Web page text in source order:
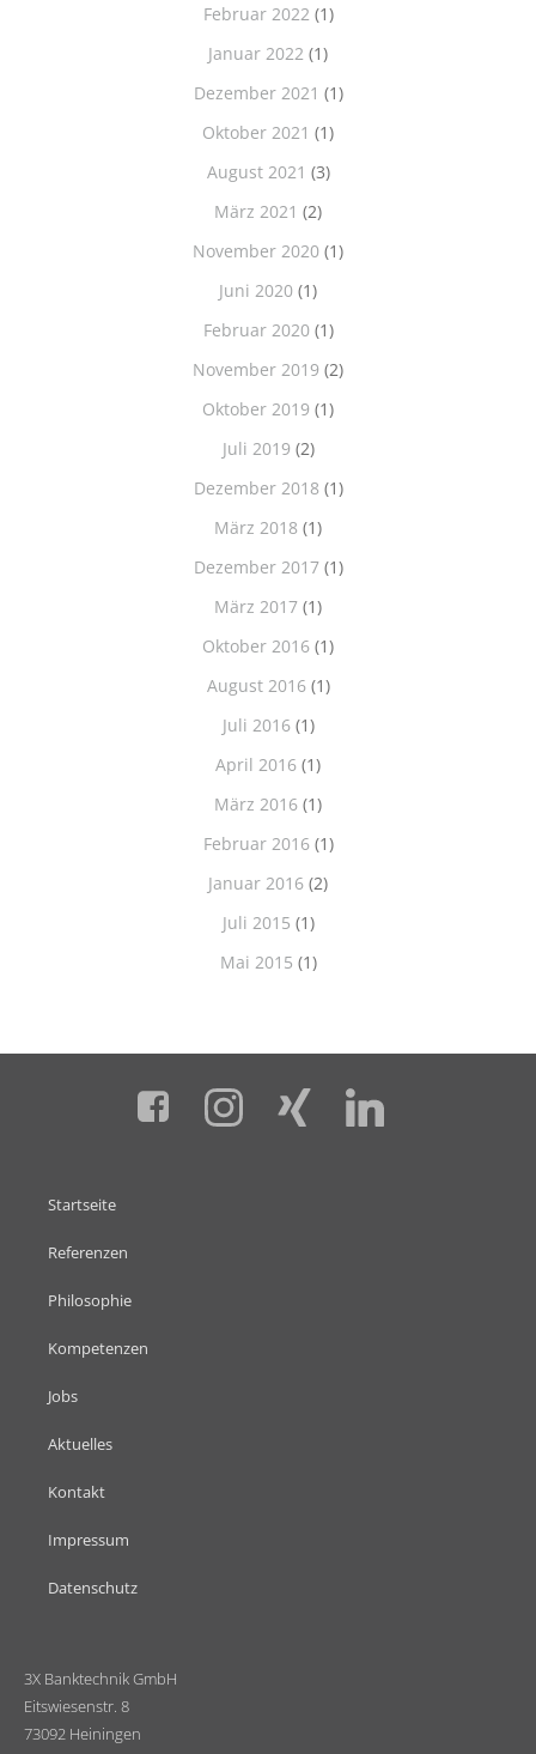
Februar 2022 (1)
Januar 2022 (1)
Dezember 2021 (1)
Oktober 2021 (1)
August 2021 (3)
März 2021 (2)
November 2020 (1)
Juni 2020 (1)
Februar 2020(1)
November 2019 (2)
Oktober 2019 (1)
Juli 2019 (2)
Dezember 2018 (1)
März 2018 (1)
Dezember 2017(1)
März 2017 (1)
Oktober 2016 (1)
August 2016(1)
Juli 2016(1)
April 2016 (1)
März 2016 (1)
Februar 2016(1)
Januar 2016 (2)
Juli 2015 (1)
Mai 2015 (1)
Startseite
Referenzen
Philosophie
Kompetenzen
Jobs
Aktuelles
Kontakt
Impressum
Datenschutz
3X Banktechnik GmbH
Eitswiesenstr. 8
73092 Heiningen